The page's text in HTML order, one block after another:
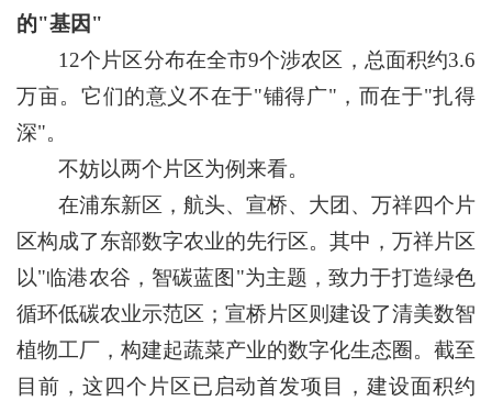
的"基因"
12个片区分布在全市9个涉农区，总面积约3.6
万亩。它们的意义不在于"铺得广"，而在于"扎得
深"。
不妨以两个片区为例来看。
在浦东新区，航头、宣桥、大团、万祥四个片
区构成了东部数字农业的先行区。其中，万祥片区
以"临港农谷，智碳蓝图"为主题，致力于打造绿色
循环低碳农业示范区；宣桥片区则建设了清美数智
植物工厂，构建起蔬菜产业的数字化生态圈。截至
目前，这四个片区已启动首发项目，建设面积约